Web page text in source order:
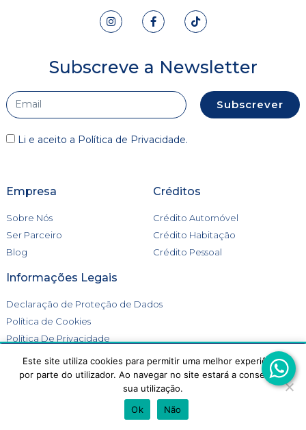
Subscreve a Newsletter
Li e aceito a Política de Privacidade.
Subscrever
Empresa
Sobre Nós
Ser Parceiro
Blog
Créditos
Crédito Automóvel
Crédito Habitação
Crédito Pessoal
Informações Legais
Declaração de Proteção de Dados
Política de Cookies
Política De Privacidade
Livro de Reclamações
Go Crédito 2026 © Todos os direitos reservados
Este site utiliza cookies para melhorar a tua experiência.
Aceitas a utilização de cookies?
ACEITAR REJEITAR
Este site utiliza cookies para permitir uma melhor experiência
por parte do utilizador. Ao navegar no site estará a consentir a
sua utilização.
Ok
Não